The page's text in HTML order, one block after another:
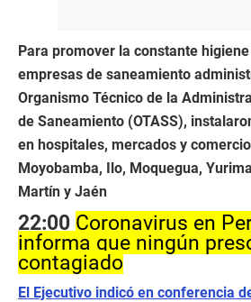
Para promover la constante
empresas de saneamiento
Organismo Técnico de la
de Saneamiento (OTASS),
en hospitales, mercados y
Moyobamba, Ilo, Moquegua,
Martín y Jaén
22:00 Coronavirus en
informa que ningún
contagiado
El Ejecutivo indicó en conferencia